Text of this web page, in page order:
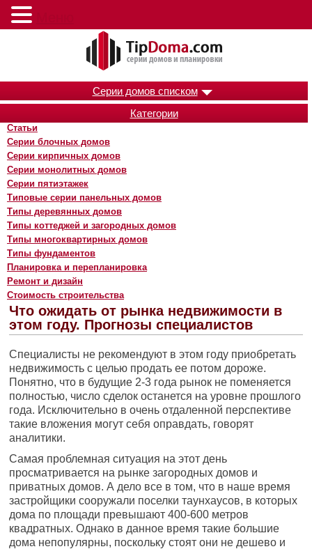
Серии домов списком
Категории
Статьи
Серии блочных домов
Серии кирпичных домов
Серии монолитных домов
Серии пятиэтажек
Типовые серии панельных домов
Типы деревянных домов
Типы коттеджей и загородных домов
Типы многоквартирных домов
Типы фундаментов
Планировка и перепланировка
Ремонт и дизайн
Стоимость строительства
Что ожидать от рынка недвижимости в
этом году. Прогнозы специалистов
Специалисты не рекомендуют в этом году приобретать
недвижимость с целью продать ее потом дороже.
Понятно, что в будущие 2-3 года рынок не поменяется
полностью, число сделок останется на уровне прошлого
года. Исключительно в очень отдаленной перспективе
такие вложения могут себя оправдать, говорят
аналитики.
Самая проблемная ситуация на этот день
просматривается на рынке загородных домов и
приватных домов. А дело все в том, что в наше время
застройщики сооружали поселки таунхаусов, в которых
дома по площади превышают 400-600 метров
квадратных. Однако в данное время такие большие
дома непопулярны, поскольку стоят они не дешево и